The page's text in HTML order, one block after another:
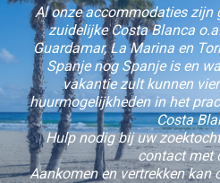
Al onze accommodaties zijn
zuidelijke Costa Blanca
Guardamar, La Marina en
Spanje nog Spanje is en
vakantie zult kunnen
huurmogelijkheden in het
Costa
Hulp nodig bij uw
contact met
Aankomen en vertrekken kan